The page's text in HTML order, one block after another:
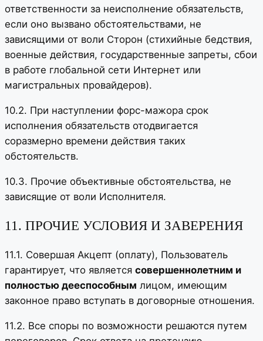
ответственности за неисполнение обязательств,
если оно вызвано обстоятельствами, не
зависящими от воли Сторон (стихийные бедствия,
военные действия, государственные запреты, сбои
в работе глобальной сети Интернет или
магистральных провайдеров).
10.2. При наступлении форс-мажора срок
исполнения обязательств отодвигается
соразмерно времени действия таких
обстоятельств.
10.3. Прочие объективные обстоятельства, не
зависящие от воли Исполнителя.
11. ПРОЧИЕ УСЛОВИЯ И ЗАВЕРЕНИЯ
11.1. Совершая Акцепт (оплату), Пользователь
гарантирует, что является совершеннолетним и
полностью дееспособным лицом, имеющим
законное право вступать в договорные отношения.
11.2. Все споры по возможности решаются путем